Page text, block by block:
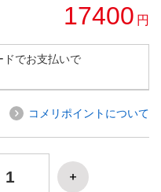
17400 円
ドでお支払いで
コメリポイントについて